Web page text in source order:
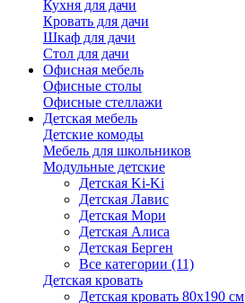
Кухня для дачи
Кровать для дачи
Шкаф для дачи
Стол для дачи
Офисная мебель
Офисные столы
Офисные стеллажи
Детская мебель
Детские комоды
Мебель для школьников
Модульные детские
Детская Ki-Ki
Детская Лавис
Детская Мори
Детская Алиса
Детская Берген
Все категории (11)
Детская кровать
Детская кровать 80х190 см